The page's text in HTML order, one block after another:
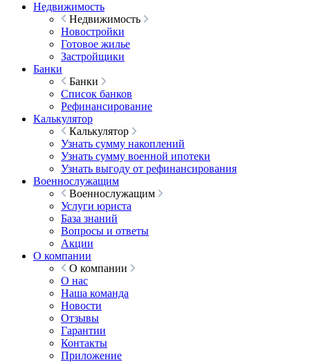
Недвижимость
Недвижимость
Новостройки
Готовое жилье
Застройщики
Банки
Банки
Список банков
Рефинансирование
Калькулятор
Калькулятор
Узнать сумму накоплений
Узнать сумму военной ипотеки
Узнать выгоду от рефинансирования
Военнослужащим
Военнослужащим
Услуги юриста
База знаний
Вопросы и ответы
Акции
О компании
О компании
О нас
Наша команда
Новости
Отзывы
Гарантии
Контакты
Приложение